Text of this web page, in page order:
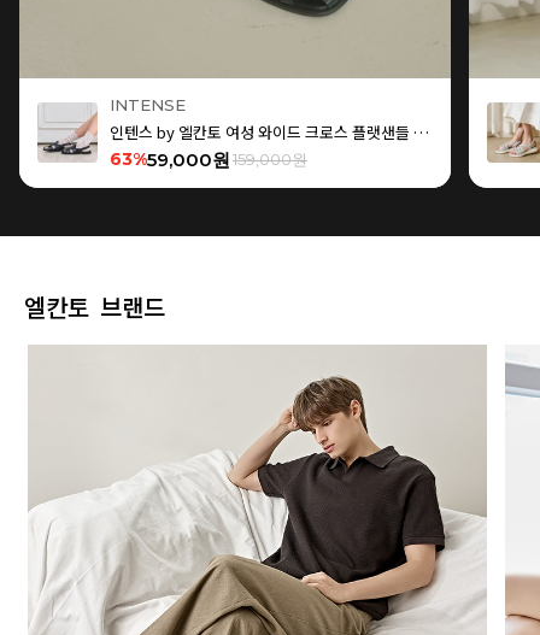
INTENSE
인텐스 by 엘칸토 여성 와이드 크로스 플랫샌들 1.5cm LCWW15I626
63%59,000원 159,000원
엘칸토 브랜드